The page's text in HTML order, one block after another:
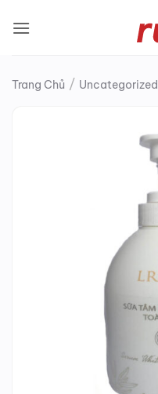
qua
Trang Chủ / Uncategorized